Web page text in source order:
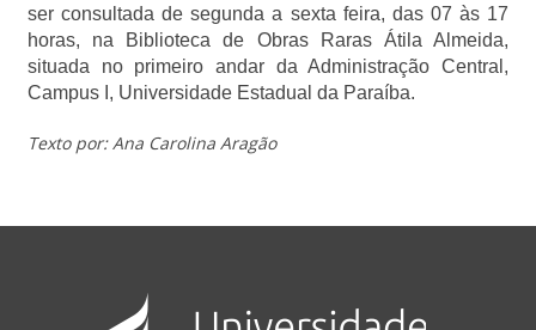
ser consultada de segunda a sexta feira, das 07 às 17
horas, na Biblioteca de Obras Raras Átila Almeida,
situada no primeiro andar da Administração Central,
Campus I, Universidade Estadual da Paraíba.
Texto por: Ana Carolina Aragão